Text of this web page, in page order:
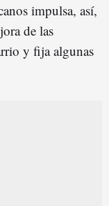
impulsa, así,
de las
y fija algunas